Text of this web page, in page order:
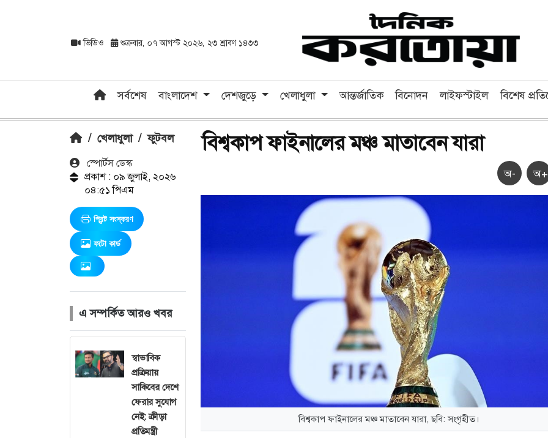
ভিডিও শুক্রবার, ০৭ আগস্ট ২০২৬, ২৩ শ্রাবণ ১৪৩৩
সর্বশেষ বাংলাদেশ দেশজুড়ে খেলাধুলা আন্তর্জাতিক বিনোদন লাইফস্টাইল বিশেষ
/ খেলাধুলা / ফুটবল
স্পোর্টস ডেস্ক
প্রকাশ : ০৯ জুলাই, ২০২৬
০৪:৫১ পিএম
প্রিন্ট সংস্করণ
ফটো কার্ড
এ সম্পর্কিত আরও খবর
স্বাভাবিক
প্রক্রিয়ায়
সাকিবের দেশে
ফেরার সুযোগ
নেই: ক্রীড়া
প্রতিমন্ত্রী
বিশ্বকাপ ফাইনালের মঞ্চ মাতাবেন যারা
অ- অ+
বিশ্বকাপ ফাইনালের মঞ্চ মাতাবেন যারা, ছবি: সংগৃহীত।